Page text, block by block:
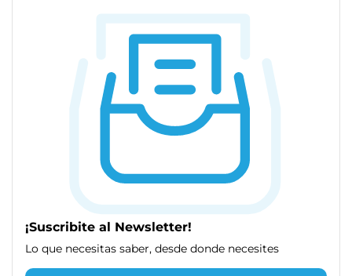
¡Suscribite al Newsletter!
Lo que necesitas saber, desde donde necesites